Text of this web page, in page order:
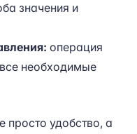
значения и
операция
необходимые
просто удобство, а